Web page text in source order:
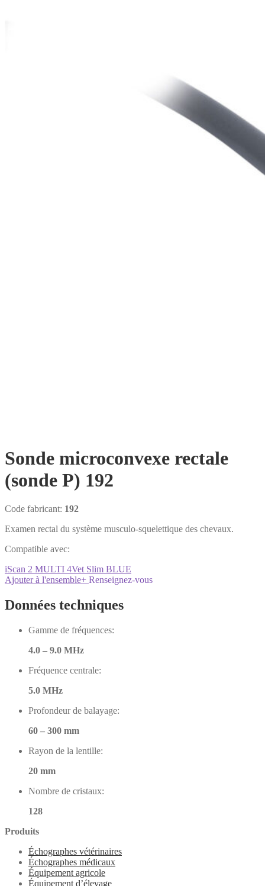
Sonde microconvexe rectale
(sonde P) 192
Code fabricant: 192
Examen rectal du système musculo-squelettique des chevaux.
Compatible avec:
iScan 2 MULTI 4Vet Slim BLUE
Ajouter à l'ensemble+ Renseignez-vous
Données techniques
Gamme de fréquences:
4.0 – 9.0 MHz
Fréquence centrale:
5.0 MHz
Profondeur de balayage:
60 – 300 mm
Rayon de la lentille:
20 mm
Nombre de cristaux:
128
Produits
Échographes vétérinaires
Échographes médicaux
Équipement agricole
Équipement d’élevage